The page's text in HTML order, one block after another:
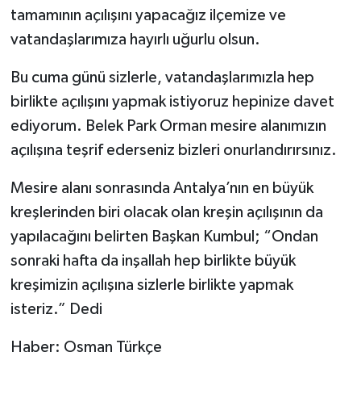
tamamının açılışını yapacağız ilçemize ve
vatandaşlarımıza hayırlı uğurlu olsun.
Bu cuma günü sizlerle, vatandaşlarımızla hep
birlikte açılışını yapmak istiyoruz hepinize davet
ediyorum. Belek Park Orman mesire alanımızın
açılışına teşrif ederseniz bizleri onurlandırırsınız.
Mesire alanı sonrasında Antalya’nın en büyük
kreşlerinden biri olacak olan kreşin açılışının da
yapılacağını belirten Başkan Kumbul; “Ondan
sonraki hafta da inşallah hep birlikte büyük
kreşimizin açılışına sizlerle birlikte yapmak
isteriz.” Dedi
Haber: Osman Türkçe